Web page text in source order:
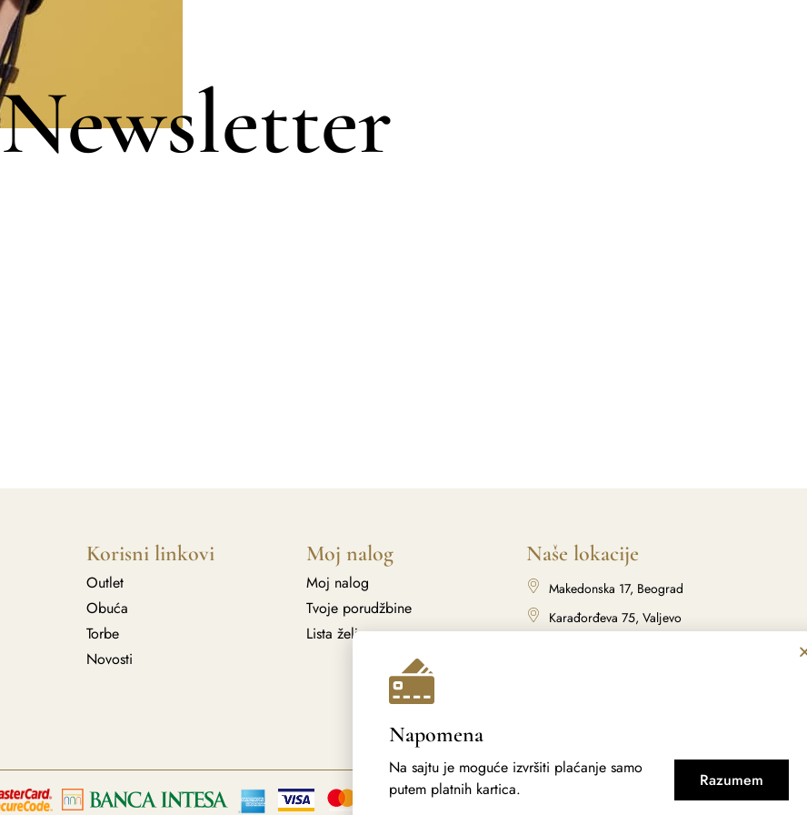
Newsletter
Korisni linkovi
Outlet
Obuća
Torbe
Novosti
Moj nalog
Moj nalog
Tvoje porudžbine
Lista želja
Naše lokacije
Makedonska 17, Beograd
Karađorđeva 75, Valjevo
Napomena
Na sajtu je moguće izvršiti plaćanje samo
putem platnih kartica.
Razumem